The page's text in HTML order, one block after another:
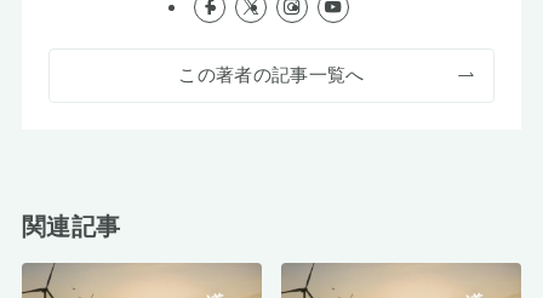
この著者の記事一覧へ
関連記事